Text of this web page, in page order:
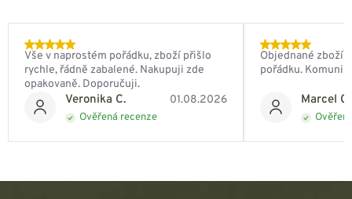
Veronika C. 01.08.2026
Ověřená recenze
Vše v naprostém pořádku, zboží přišlo
rychle, řádně zabalené. Nakupuji zde
opakovaně. Doporučuji.
Marcel
Objednané zboží
pořádku.